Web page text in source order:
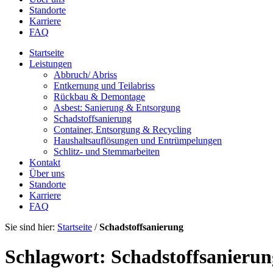
Standorte
Karriere
FAQ
Startseite
Leistungen
Abbruch/ Abriss
Entkernung und Teilabriss
Rückbau & Demontage
Asbest: Sanierung & Entsorgung
Schadstoffsanierung
Container, Entsorgung & Recycling
Haushaltsauflösungen und Entrümpelungen
Schlitz- und Stemmarbeiten
Kontakt
Über uns
Standorte
Karriere
FAQ
Sie sind hier: Startseite /Schadstoffsanierung
Schlagwort: